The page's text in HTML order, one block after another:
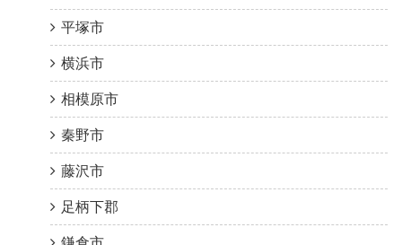
平塚市
横浜市
相模原市
秦野市
藤沢市
足柄下郡